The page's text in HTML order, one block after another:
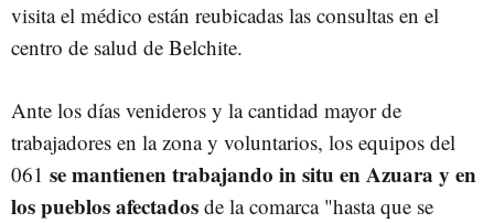
visita el médico están reubicadas las consultas en el
centro de salud de Belchite.
Ante los días venideros y la cantidad mayor de
trabajadores en la zona y voluntarios, los equipos del
061 se mantienen trabajando in situ en Azuara y en
los pueblos afectados de la comarca "hasta que se